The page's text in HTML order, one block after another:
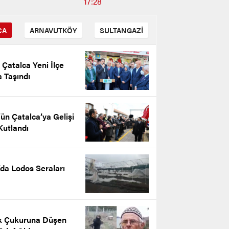
Kantarkıran’ın 10 Kasım
Anma Günü Mesajı
ARNAVUTKÖY SULTANGAZİ
Yeni İlçe
Çatalca’ya Gelişi
Lodos Seraları
Çukuruna Düşen